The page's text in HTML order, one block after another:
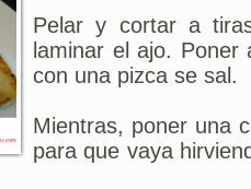
Pelar y cortar a
laminar el ajo.
con una pizca se sal.
Mientras, poner una
para que vaya